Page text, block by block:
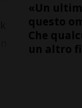
«Un
questo
Che
un altro